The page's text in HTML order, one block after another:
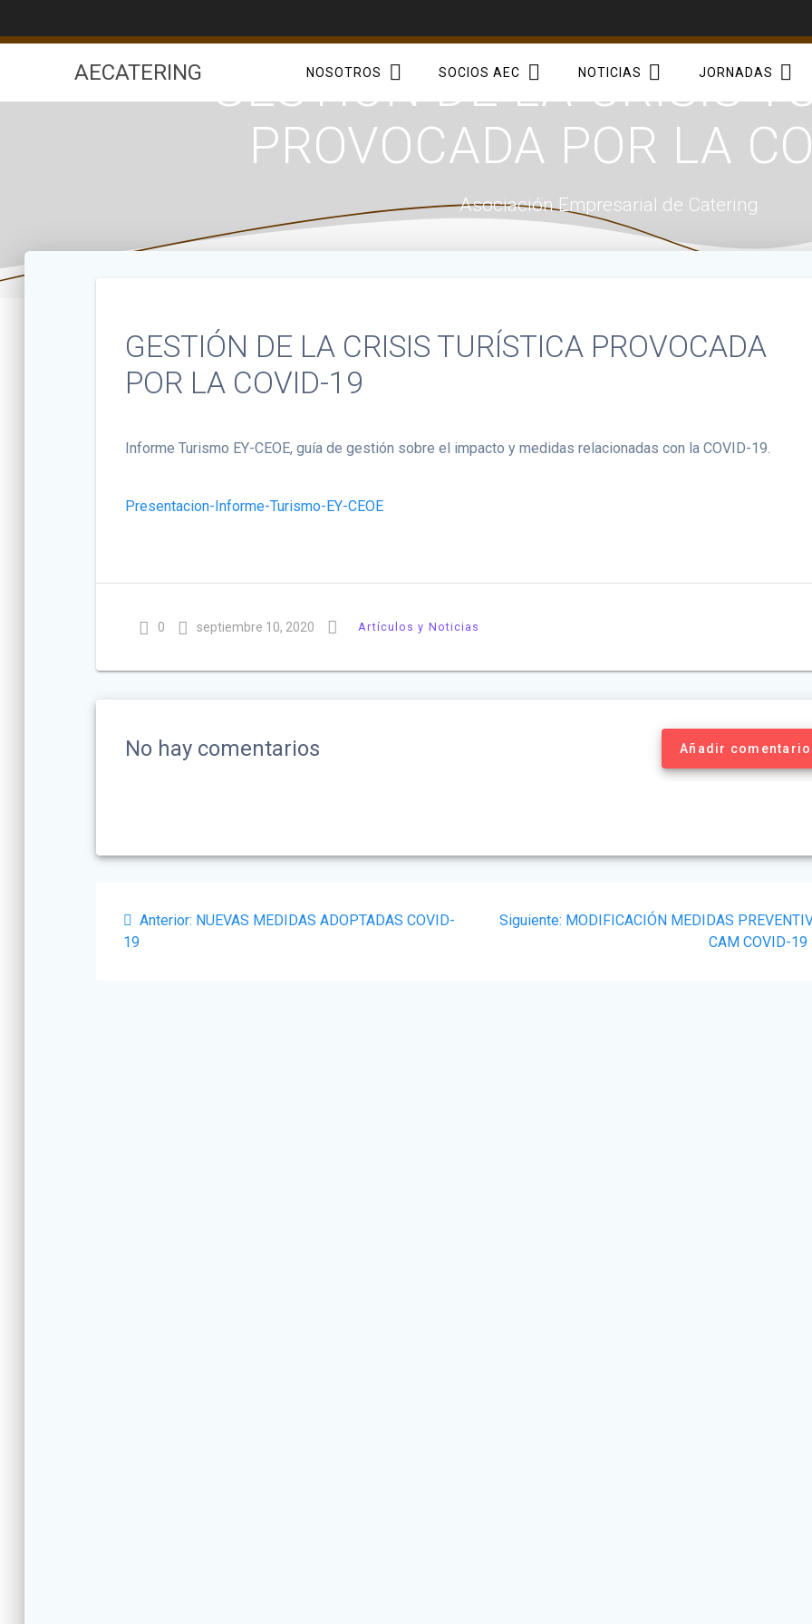
AECATERING NOSOTROS SOCIOS AEC NOTICIAS JORNADAS
GESTIÓN DE LA CRISIS
PROVOCADA POR LA
Asociación Empresarial de Catering
GESTIÓN DE LA CRISIS TURÍSTICA PROVOCADA
POR LA COVID-19
Informe Turismo EY-CEOE, guía de gestión sobre el impacto y medidas relacionadas con la COVID-19.
Presentacion-Informe-Turismo-EY-CEOE
0 septiembre 10, 2020 Artículos y Noticias
No hay comentarios Añadir comentario
Navegación
de
Anterior: Post
NUEVAS MEDIDAS ADOPTADAS COVID-
19
Siguiente: Siguiente
MODIFICACIÓN MEDIDAS
CAM COVID-19